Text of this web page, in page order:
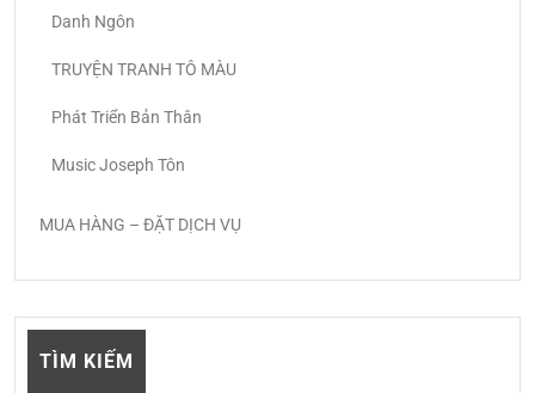
Danh Ngôn
TRUYỆN TRANH TÔ MÀU
Phát Triển Bản Thân
Music Joseph Tôn
MUA HÀNG – ĐẶT DỊCH VỤ
TÌM KIẾM